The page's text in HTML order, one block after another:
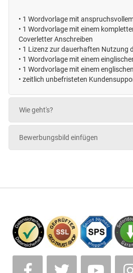
• 1 Wordvorlage mit
• 1 Wordvorlage mit einem
Coverletter Anschreiben
• 1 Lizenz zur dauerhaften Nutzung
• 1 Wordvorlage mit einem
• 1 Wordvorlage mit einem
• zeitlich unbefristeten
Wie geht's?
Bewerbungsbild einfügen